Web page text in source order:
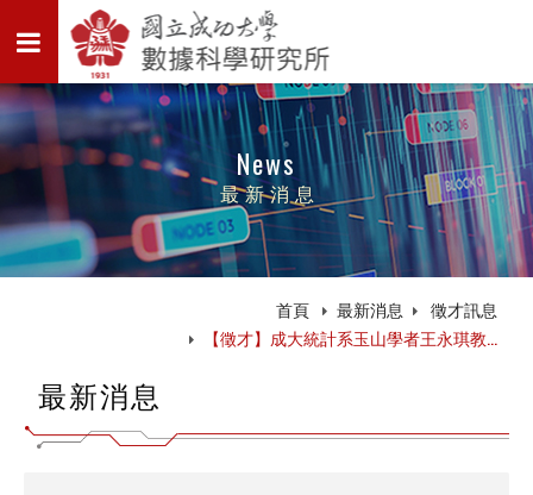
News
最新消息
首頁 最新消息
徵才訊息
【徵才】成大統計系玉山學者王永琪教...
最新消息